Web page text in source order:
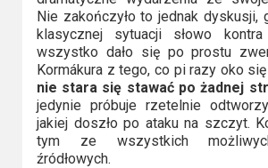
Nie zakończyło to jednak dyskusji,
klasycznej sytuacji słowo
wszystko dało się po prostu
Kormákura z tego, co pi razy oko
nie stara się stawać po żadnej
jedynie próbuje rzetelnie
jakiej doszło po ataku na szczyt.
tym ze wszystkich
źródłowych.